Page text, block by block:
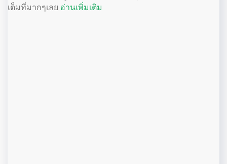
เต็มที่มากๆเลย อ่านเพิ่มเติม